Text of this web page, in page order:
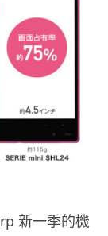
新一季的機